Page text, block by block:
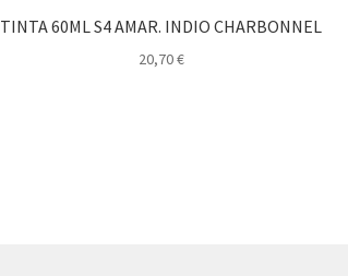
TINTA 60ML S4 AMAR. INDIO CHARBONNEL
20,70€